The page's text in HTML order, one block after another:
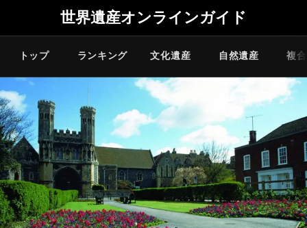
世界遺産オンラインガイド
トップ ランキング 文化遺産 自然遺産 複